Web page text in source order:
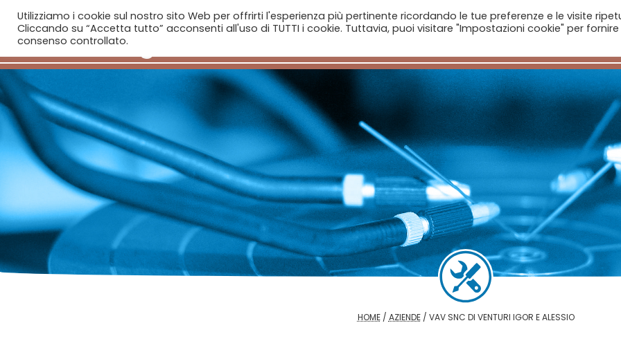
Home Aziende Il Catalogo Notizie
HOME/ AZIENDE/ VAV SNC DI VENTURI IGOR E ALESSIO
Utilizziamo i cookie sul nostro sito Web per offrirti l'esperienza più pertinente ricordando le tue preferenze e le visite
Cliccando su “Accetta tutto” acconsenti all'uso di TUTTI i cookie. Tuttavia, puoi visitare "Impostazioni cookie" per fornire
consenso controllato.